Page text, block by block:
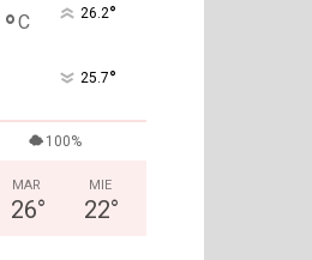
°C 26.2°
25.7°
100%
MAR
26°
MIE
22°